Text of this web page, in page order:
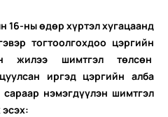
16-ны өдөр хүртэл хугацаанд
тогтоолгохдоо цэргийн
жилээ шимтгэл төлсөн
иргэд цэргийн алба
нэмэгдүүлэн шимтгэл
эсэх: